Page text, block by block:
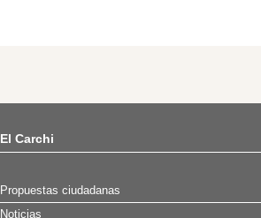
El Carchi
Propuestas ciudadanas
Noticias